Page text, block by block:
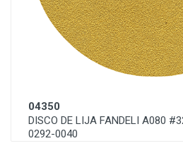
04350
DISCO DE LIJA FANDELI A080
0292-0040